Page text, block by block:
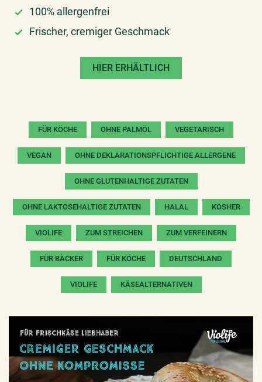
100% allergenfrei​
Frischer, cremiger Geschmack​
HIER ERHÄLTLICH
FÜR KÖCHE OHNE PALMÖL VEGETARISCH
VEGAN OHNE DEKLARATIONSPFLICHTIGE ALLERGENE
OHNE GLUTENHALTIGE ZUTATEN
OHNE LAKTOSEHALTIGE ZUTATEN HALAL KOSHER
VIOLIFE ZUM STREICHEN ZUM VERFEINERN
FÜR BÄCKER FÜR KÖCHE DEUTSCHLAND
VIOLIFE KÄSEALTERNATIVEN